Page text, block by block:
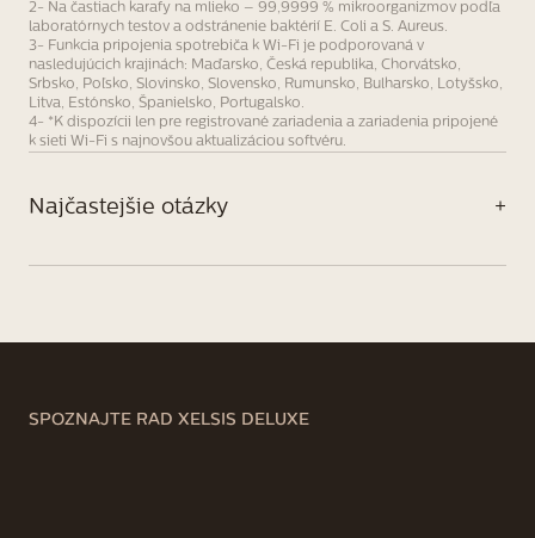
2- Na častiach karafy na mlieko – 99,9999 % mikroorganizmov podľa
laboratórnych testov a odstránenie baktérií E. Coli a S. Aureus.
3- Funkcia pripojenia spotrebiča k Wi-Fi je podporovaná v
nasledujúcich krajinách: Maďarsko, Česká republika, Chorvátsko,
Srbsko, Poľsko, Slovinsko, Slovensko, Rumunsko, Bulharsko, Lotyšsko,
Litva, Estónsko, Španielsko, Portugalsko.
4- *K dispozícii len pre registrované zariadenia a zariadenia pripojené
k sieti Wi-Fi s najnovšou aktualizáciou softvéru.
Najčastejšie otázky +
01
Neviem sa rozhodnúť medzi rôznymi
SPOZNAJTE RAD XELSIS DELUXE